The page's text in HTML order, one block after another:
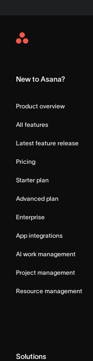
Asana
New to Asana?
Product overview
All features
Latest feature release
Pricing
Starter plan
Advanced plan
Enterprise
App integrations
AI work management
Project management
Resource management
Solutions